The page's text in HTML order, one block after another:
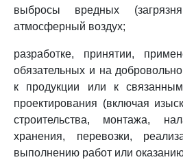
выбросы вредных
атмосферный воздух;
разработке, принятии,
обязательных и на
к продукции или к
проектирования (включая
строительства, монтажа,
хранения, перевозки,
выполнению работ или оказанию